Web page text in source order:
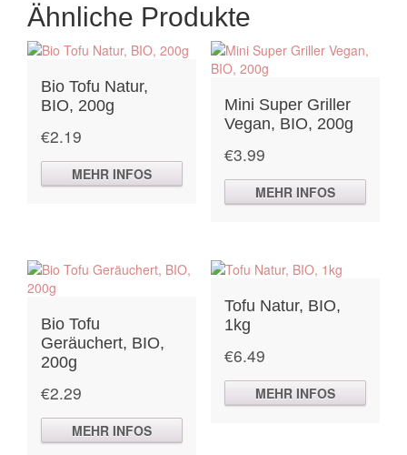
Ähnliche Produkte
Bio Tofu Natur,
BIO, 200g
€2.19
MEHR INFOS
Mini Super Griller
Vegan, BIO, 200g
€3.99
MEHR INFOS
Bio Tofu
Geräuchert, BIO,
200g
€2.29
MEHR INFOS
Tofu Natur, BIO,
1kg
€6.49
MEHR INFOS